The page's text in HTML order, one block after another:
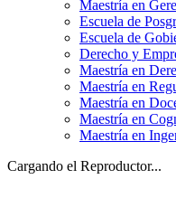
Maestría en
Escuela de
Escuela de
Derecho y
Maestría en
Maestría en
Maestría en
Maestría en
Maestría en
Cargando el Reproductor...